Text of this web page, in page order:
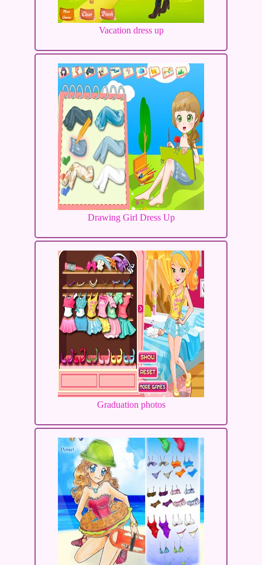
Vacation dress up
Drawing Girl Dress Up
Graduation photos